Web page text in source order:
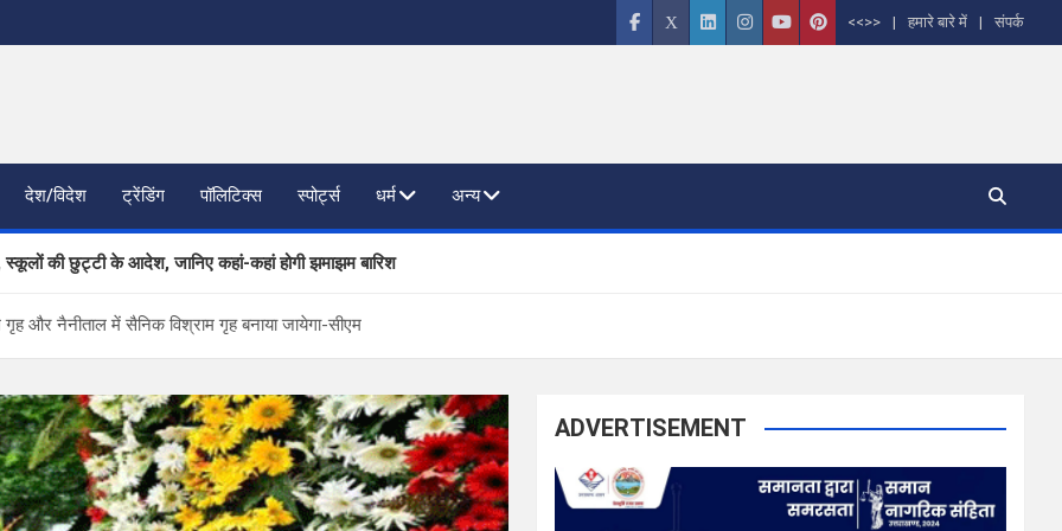
<<>> हमारे बारे में संपर्क
देश/विदेश ट्रेंडिंग पॉलिटिक्स स्पोर्ट्स धर्म अन्य
स्कूलों की छुट्टी के आदेश, जानिए कहां-कहां होगी झमाझम बारिश
दलों से SIR पर फीडबैक
कंपनियां लेंगी साक्षात्कार; 559 पदों पर होगा चयन
ने वैश्विक स्तर पर संस्कृत के प्रसार को दिया नया आयाम
और नैनीताल में सैनिक विश्राम गृह बनाया जायेगा-सीएम
ADVERTISEMENT